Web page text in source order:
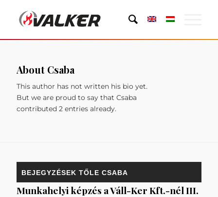
About Csaba
This author has not written his bio yet.
But we are proud to say that Csaba
contributed 2 entries already.
BEJEGYZÉSEK TŐLE CSABA
Munkahelyi képzés a Váll-Ker Kft.-nél III.